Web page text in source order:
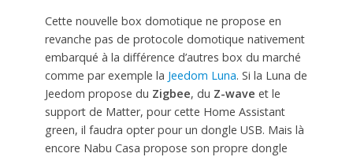
Cette nouvelle box domotique ne propose en
revanche pas de protocole domotique nativement
embarqué à la différence d’autres box du marché
comme par exemple la Jeedom Luna. Si la Luna de
Jeedom propose du Zigbee, du Z-wave et le
support de Matter, pour cette Home Assistant
green, il faudra opter pour un dongle USB. Mais là
encore Nabu Casa propose son propre dongle